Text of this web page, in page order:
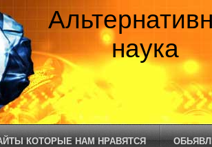
наука
КОТОРЫЕ НАМ НРАВЯТСЯ